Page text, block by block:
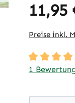
Regulärer
11,95
Preise inkl.
1